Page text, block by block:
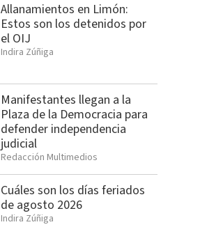
Allanamientos en Limón:
Estos son los detenidos por
el OIJ
Indira Zúñiga
Manifestantes llegan a la
Plaza de la Democracia para
defender independencia
judicial
Redacción Multimedios
Cuáles son los días feriados
de agosto 2026
Indira Zúñiga